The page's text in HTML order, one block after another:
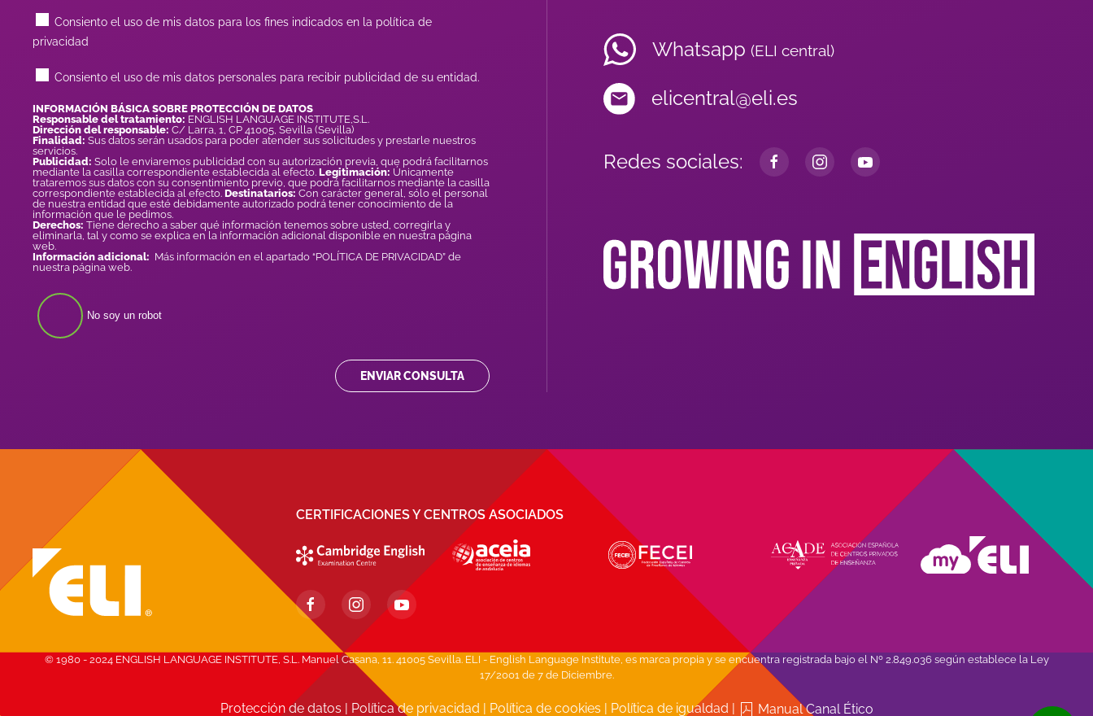
Consiento el uso de mis datos para los fines indicados en la política de
privacidad
Consiento el uso de mis datos personales para recibir publicidad de su entidad.
INFORMACIÓN BÁSICA SOBRE PROTECCIÓN DE DATOS
Responsable del tratamiento: ENGLISH LANGUAGE INSTITUTE,S.L.
Dirección del responsable: C/ Larra, 1, CP 41005, Sevilla (Sevilla)
Finalidad: Sus datos serán usados para poder atender sus solicitudes y prestarle nuestros
servicios.
Publicidad: Solo le enviaremos publicidad con su autorización previa, que podrá facilitarnos
mediante la casilla correspondiente establecida al efecto. Legitimación: Únicamente
trataremos sus datos con su consentimiento previo, que podrá facilitarnos mediante la casilla
correspondiente establecida al efecto. Destinatarios: Con carácter general, sólo el personal
de nuestra entidad que esté debidamente autorizado podrá tener conocimiento de la
información que le pedimos.
Derechos: Tiene derecho a saber qué información tenemos sobre usted, corregirla y
eliminarla, tal y como se explica en la información adicional disponible en nuestra página
web.
Información adicional: Más información en el apartado “POLÍTICA DE PRIVACIDAD” de
nuestra página web.
No soy un robot
ENVIAR CONSULTA
Whatsapp (ELI central)
elicentral@eli.es
Redes sociales:
CERTIFICACIONES Y CENTROS ASOCIADOS
© 1980 - 2024 ENGLISH LANGUAGE INSTITUTE, S.L. Manuel Casana, 11. 41005 Sevilla. ELI - English Language Institute, es marca propia y se encuentra registrada bajo el Nº 2.849.036 según establece la Ley
17/2001 de 7 de Diciembre.
Protección de datos Política de privacidad Política de cookies Política de igualdad Manual Canal Ético